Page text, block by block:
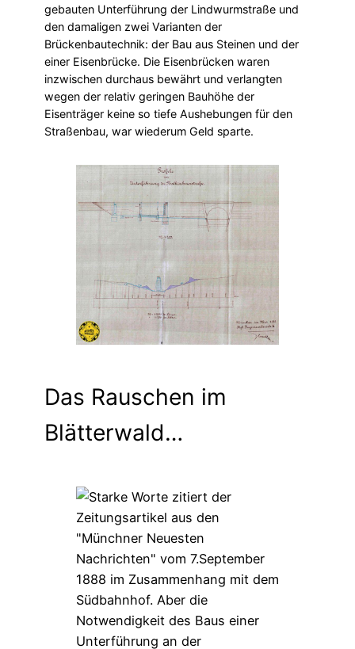
gebauten Unterführung der Lindwurmstraße und
den damaligen zwei Varianten der
Brückenbautechnik: der Bau aus Steinen und der
einer Eisenbrücke. Die Eisenbrücken waren
inzwischen durchaus bewährt und verlangten
wegen der relativ geringen Bauhöhe der
Eisenträger keine so tiefe Aushebungen für den
Straßenbau, war wiederum Geld sparte.
Das Rauschen im
Blätterwald…